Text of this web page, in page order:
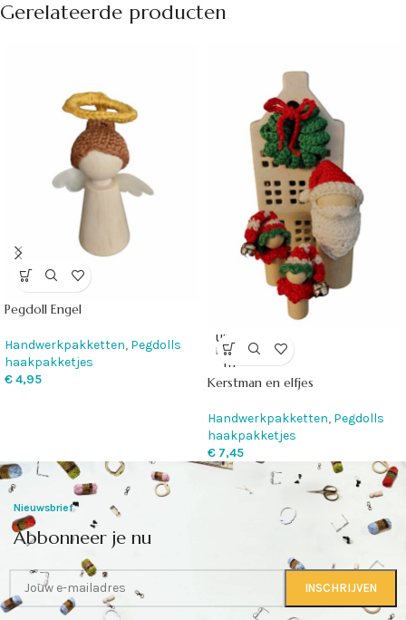
Gerelateerde producten
Pegdoll Engel
Handwerkpakketten, Pegdolls
haakpakketjes
€4,95
UITVE
RKOC
HT
Kerstman en elfjes
Handwerkpakketten, Pegdolls
haakpakketjes
€ 7,45
Nieuwsbrief
Abbonneer je nu